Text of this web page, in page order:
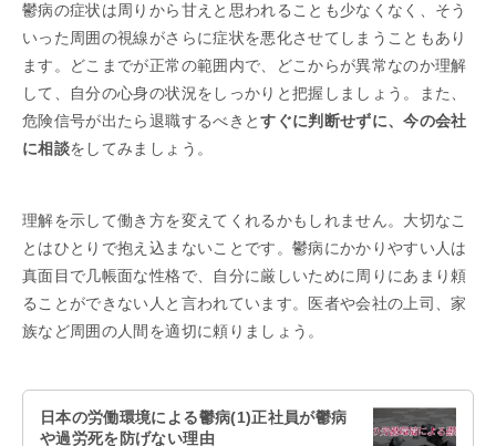
鬱病の症状は周りから甘えと思われることも少なくなく、そう
いった周囲の視線がさらに症状を悪化させてしまうこともあり
ます。どこまでが正常の範囲内で、どこからが異常なのか理解
して、自分の心身の状況をしっかりと把握しましょう。また、
危険信号が出たら退職するべきとすぐに判断せずに、今の会社
に相談をしてみましょう。
理解を示して働き方を変えてくれるかもしれません。大切なこ
とはひとりで抱え込まないことです。鬱病にかかりやすい人は
真面目で几帳面な性格で、自分に厳しいために周りにあまり頼
ることができない人と言われています。医者や会社の上司、家
族など周囲の人間を適切に頼りましょう。
日本の労働環境による鬱病(1)正社員が鬱病
や過労死を防げない理由